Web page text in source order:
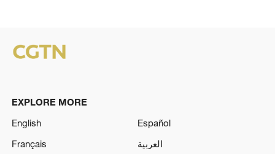
EXPLORE MORE
English
Español
Français
العربية